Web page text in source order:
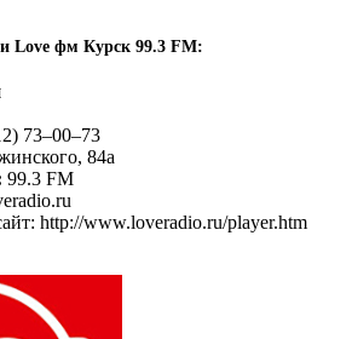
Love фм Курск 99.3 FM:
73–00–73
84а
99.3 FM
http://www.loveradio.ru/player.htm